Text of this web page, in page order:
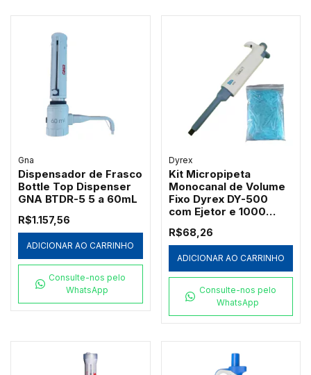
Gna
Dispensador de Frasco
Bottle Top Dispenser
GNA BTDR-5 5 a 60mL
R$1.157,56
ADICIONAR AO CARRINHO
Consulte-nos pelo
WhatsApp
Dyrex
Kit Micropipeta
Monocanal de Volume
Fixo Dyrex DY-500
com Ejetor e 1000
Redplast 500µL
R$68,26
ADICIONAR AO CARRINHO
Consulte-nos pelo
WhatsApp